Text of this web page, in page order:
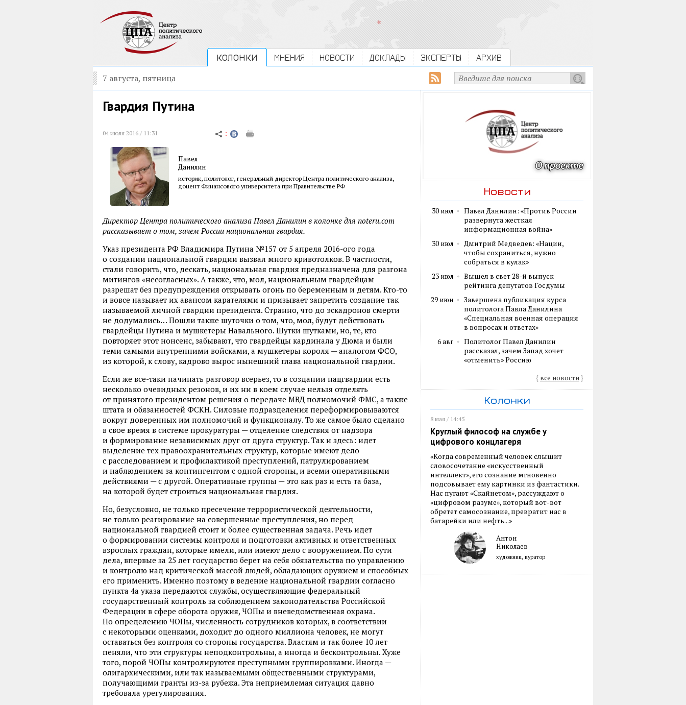
КОЛОНКИ МНЕНИЯ НОВОСТИ ДОКЛАДЫ ЭКСПЕРТЫ АРХИВ
7 августа, пятница
Гвардия Путина
04 июля 2016 / 11:31
Павел
Данилин
историк, политолог, генеральный директор Центра политического анализа,
доцент Финансового университета при Правительстве РФ
Директор Центра политического анализа Павел Данилин в колонке для noteru.com
рассказывает о том, зачем России национальная гвардия.
Указ президента РФ Владимира Путина №157 от 5 апреля 2016-ого года
о создании национальной гвардии вызвал много кривотолков. В частности,
стали говорить, что, дескать, национальная гвардия предназначена для разгона
митингов «несогласных». А также, что, мол, национальным гвардейцам
разрешат без предупреждения открывать огонь по беременным и детям. Кто-то
и вовсе называет их авансом карателями и призывает запретить создание так
называемой личной гвардии президента. Странно, что до эскадронов смерти
не додумались… Пошли также шуточки о том, что, мол, будут действовать
гвардейцы Путина и мушкетеры Навального. Шутки шутками, но, те, кто
повторяет этот нонсенс, забывают, что гвардейцы кардинала у Дюма и были
теми самыми внутренними войсками, а мушкетеры короля — аналогом ФСО,
из которой, к слову, кадрово вырос нынешний глава национальной гвардии.
Если же все-таки начинать разговор всерьез, то в создании нацгвардии есть
несколько очевидных резонов, и их ни в коем случае нельзя отделять
от принятого президентом решения о передаче МВД полномочий ФМС, а также
штата и обязанностей ФСКН. Силовые подразделения переформировываются
вокруг доверенных им полномочий и функционалу. То же самое было сделано
в свое время в системе прокуратуры — отделение следствия от надзора
и формирование независимых друг от друга структур. Так и здесь: идет
выделение тех правоохранительных структур, которые имеют дело
с расследованием и профилактикой преступлений, патрулированием
и наблюдением за контингентом с одной стороны, и всеми оперативными
действиями — с другой. Оперативные группы — это как раз и есть та база,
на которой будет строиться национальная гвардия.
Но, безусловно, не только пресечение террористической деятельности,
не только реагирование на совершенные преступления, но перед
национальной гвардией стоит и более существенная задача. Речь идет
о формировании системы контроля и подготовки активных и ответственных
взрослых граждан, которые имели, или имеют дело с вооружением. По сути
дела, впервые за 25 лет государство берет на себя обязательства по управлению
и контролю над критической массой людей, обладающих оружием и способных
его применить. Именно поэтому в ведение национальной гвардии согласно
пункта 4а указа передаются службы, осуществляющие федеральный
государственный контроль за соблюдением законодательства Российской
Федерации в сфере оборота оружия, ЧОПы и вневедомственная охрана.
По определению ЧОПы, численность сотрудников которых, в соответствии
с некоторыми оценками, доходит до одного миллиона человек, не могут
оставаться без контроля со стороны государства. Властям и так более 10 лет
пеняли, что эти структуры неподконтрольны, а иногда и бесконтрольны. Хуже
того, порой ЧОПы контролируются преступными группировками. Иногда —
олигархическими, или так называемыми общественными структурами,
получающими гранты из-за рубежа. Эта неприемлемая ситуация давно
требовала урегулирования.
Новости
30 июл
Павел Данилин: «Против России
развернута жесткая
информационная война»
30 июл
Дмитрий Медведев: «Нации,
чтобы сохраниться, нужно
собраться в кулак»
23 июл
Вышел в свет 28-й выпуск
рейтинга депутатов Госдумы
29 июн
Завершена публикация курса
политолога Павла Данилина
«Специальная военная операция
в вопросах и ответах»
6 авг
Политолог Павел Данилин
рассказал, зачем Запад хочет
«отменить» Россию
{ все новости}
Колонки
8 мая / 14:45
Круглый философ на службе у
цифрового концлагеря
«Когда современный человек слышит
словосочетание «искусственный
интеллект», его сознание мгновенно
подсовывает ему картинки из фантастики.
Нас пугают «Скайнетом», рассуждают о
«цифровом разуме», который вот-вот
обретет самосознание, превратит нас в
батарейки или нефть...»
Антон
Николаев
художник, куратор